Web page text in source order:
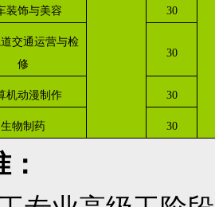
装饰与美容 30
交通运营与检
修
30
机动漫制作 30
生物制药 30
：